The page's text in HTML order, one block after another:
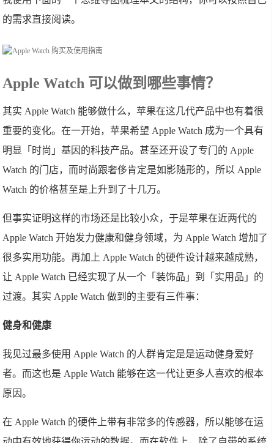
的需求直接阅读。
Apple Watch 可以做到哪些事情？
其实 Apple Watch 能够做什么，苹果在这几代产品中也有着很
重要的变化。在一开始，苹果希望 Apple Watch 成为一个具有
明显「时尚」基因的科技产品。甚至还开设了专门的 Apple
Watch 的门店，而时尚跟奢侈肯定是如影随形的，所以 Apple
Watch 的价格甚至是上升到了十几万。
但事实证明这样的市场还是比较小众，于是苹果在近两代的
Apple Watch 开始发力健康和健身领域，为 Apple Watch 增加了
很多实用功能。再加上 Apple Watch 的硬件设计越来越成熟，
让 Apple Watch 已经实现了从一个「装饰品」到「实用品」的
过渡。其实 Apple Watch 做到的主要有三件事：
健身和健康
我见过最多使用 Apple Watch 的人群肯定是是运动健身爱好
者。而这也是 Apple Watch 能够在这一代让更多人喜欢的根本
原因。
在 Apple Watch 的硬件上带有非常多的传感器，所以能够在运